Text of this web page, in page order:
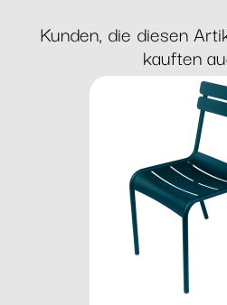
Kunden, die diesen
kauften